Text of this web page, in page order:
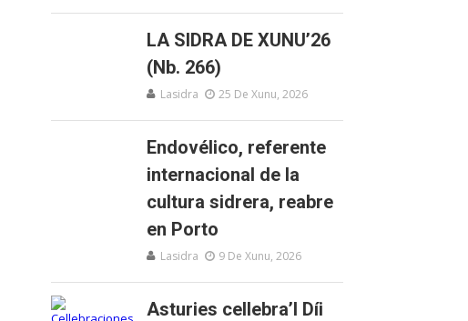
LA SIDRA DE XUNU’26
(Nb. 266)
Lasidra 25 De Xunu, 2026
Endovélico, referente
internacional de la
cultura sidrera, reabre
en Porto
Lasidra 9 De Xunu, 2026
Asturies cellebra’l Díi